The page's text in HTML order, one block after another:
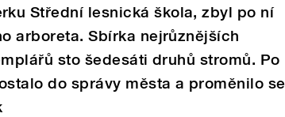
Střední lesnická škola, zbyl po ní
arboreta. Sbírka nejrůznějších
sto šedesáti druhů stromů. Po
do správy města a proměnilo se